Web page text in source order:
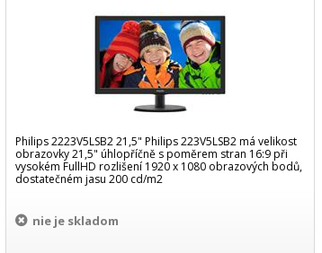
Philips 2223V5LSB2 21,5" Philips 223V5LSB2 má velikost
obrazovky 21,5" úhlopříčně s poměrem stran 16:9 při
vysokém FullHD rozlišení 1920 x 1080 obrazových bodů,
dostatečném jasu 200 cd/m2
nie je skladom